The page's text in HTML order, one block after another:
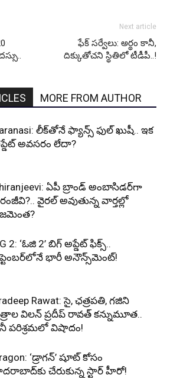
Next article
ఫేక్ సర్వేలు: అర్థం కానీ,
దిక్కుతోచని స్థితిలో టీడీపీ..!
MORE FROM AUTHOR
లీక్‌తోనే ఫ్యాన్స్ ఫుల్ ఖుషీ.. ఇక
అవసరం లేదా?
ఏపీ బ్రాండ్ అంబాసిడర్‌గా
వైరల్ అవుతున్న వార్తల్లో
2: ‘ఓజి 2’ బిగ్ అప్డేట్ ఫిక్స్..
భారీ అనౌన్స్‌మెంట్!
Rawat: సై, ఛత్రపతి, గజిని
విలన్ ప్రదీప్ రావత్ కన్నుమూత..
పరిశ్రమలో విషాదం!
‘డ్రాగన్’ షూట్ కోసం
చేరుకున్న స్టార్ హీరో!